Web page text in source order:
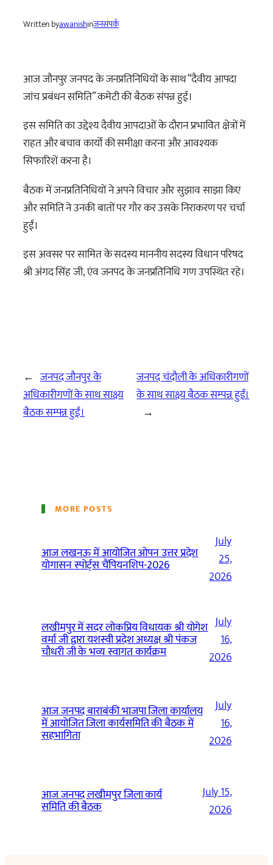
Written byawanishinजनसंपर्क
आज जौनपुर जनपद के जनप्रतिनिधियों के साथ “दैवीय आपदा
जांच प्रबंधन समिति” कमेटी की बैठक संपन्न हुई।
इस समिति का उद्देश्य दैवीय आपदाओं के दौरान प्रभावित क्षेत्रों में
राहत और बचाव कार्यों की समीक्षा करना और आवश्यक
सिफारिशें करना है।
बैठक में जनप्रतिनिधियों ने अपने विचार और सुझाव साझा किए
और समिति ने उनकी बातों पर गौर कर उसके निराकरण पर चर्चा
हुईं।
इस अवसर पर सामित के सदस्य माननीय सदस्य विधान परिषद
श्री अंगद सिंह जी, एंव जनपद के जनप्रतिनिधि गण उपस्थित रहे।
← जनपद जौनपुर के
अधिकारीगणों के साथ साक्ष्य
बैठक सम्पन्न हुईं।
जनपद चंदौली के अधिकारीगणों
के साथ साक्ष्य बैठक सम्पन्न हुईं।
→
MORE POSTS
आज लखनऊ में आयोजित ओपन उत्तर प्रदेश
योगासन स्पोर्ट्स चैंपियनशिप-2026
July
25,
2026
लखीमपुर में सदर लोकप्रिय विधायक श्री योगेश
वर्मा जी द्वारा यशस्वी प्रदेश अध्यक्ष श्री पंकज
चौधरी जी के भव्य स्वागत कार्यक्रम
July
16,
2026
आज जनपद बाराबंकी भाजपा जिला कार्यालय
में आयोजित जिला कार्यसमिति की बैठक में
सहभागिता
July
16,
2026
आज जनपद लखीमपुर जिला कार्य
समिति की बैठक
July 15,
2026